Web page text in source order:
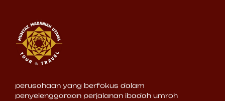
perusahaan yang berfokus dalam
penyelenggaraan perjalanan ibadah umroh